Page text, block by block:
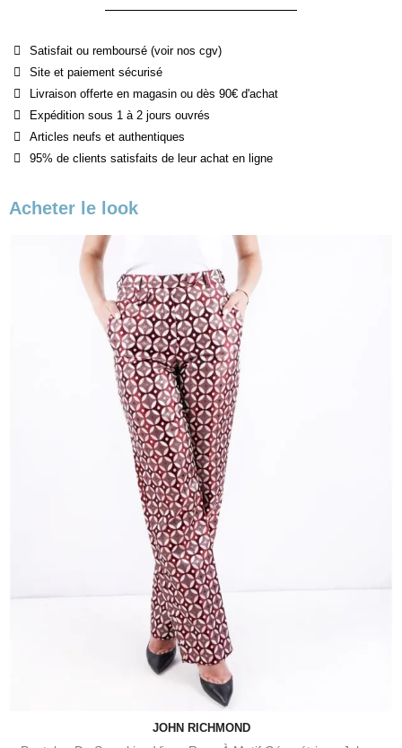
Satisfait ou remboursé (voir nos cgv)
Site et paiement sécurisé
Livraison offerte en magasin ou dès 90€ d'achat
Expédition sous 1 à 2 jours ouvrés
Articles neufs et authentiques
95% de clients satisfaits de leur achat en ligne
Acheter le look
JOHN RICHMOND